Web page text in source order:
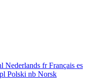
Nederlands frFrançais es
pl Polski nb Norsk